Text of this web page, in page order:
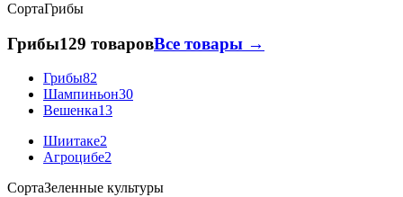
СортаГрибы
Грибы129 товаровВсе товары →
Грибы82
Шампиньон30
Вешенка13
Шиитаке2
Агроцибе2
СортаЗеленные культуры